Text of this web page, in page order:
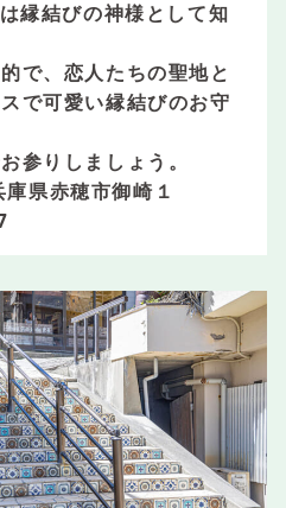
縁結びの神様として知
で、恋人たちの聖地と
で可愛い縁結びのお守
参りしましょう。
県赤穂市御崎１